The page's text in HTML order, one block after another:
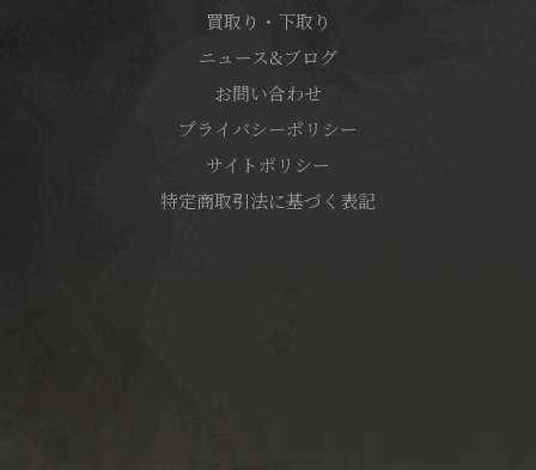
買取り・下取り
ニュース&ブログ
お問い合わせ
プライバシーポリシー
サイトポリシー
特定商取引法に基づく表記